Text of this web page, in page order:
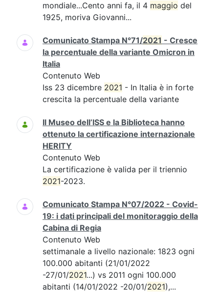
mondiale...Cento anni fa, il 4 maggio del
1925, moriva Giovanni...
Comunicato Stampa N°71/2021 - Cresce
la percentuale della variante Omicron in
Italia
Contenuto Web
Iss 23 dicembre 2021 - In Italia è in forte
crescita la percentuale della variante
Il Museo dell’ISS e la Biblioteca hanno
ottenuto la certificazione internazionale
HERITY
Contenuto Web
La certificazione è valida per il triennio
2021-2023.
Comunicato Stampa N°07/2022 - Covid-
19: i dati principali del monitoraggio della
Cabina di Regia
Contenuto Web
settimanale a livello nazionale: 1823 ogni
100.000 abitanti (21/01/2022
-27/01/2021...) vs 2011 ogni 100.000
abitanti (14/01/2022 -20/01/2021),...